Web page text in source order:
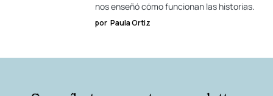
nos enseñó cómo funcionan las historias.
por Paula Ortiz